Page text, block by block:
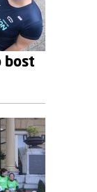
bost